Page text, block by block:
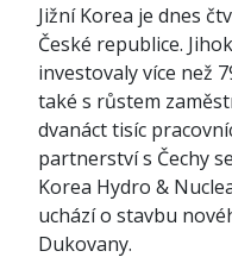
Jižní Korea je dnes
České republice.
investovaly více než
také s růstem
dvanáct tisíc
partnerství s Čechy
Korea Hydro &
uchází o stavbu
Dukovany.